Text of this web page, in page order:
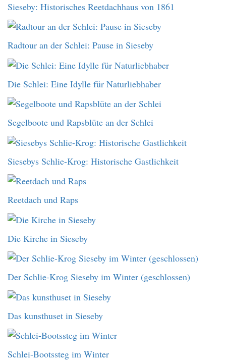
Sieseby: Historisches Reetdachhaus von 1861
Radtour an der Schlei: Pause in Sieseby
Die Schlei: Eine Idylle für Naturliebhaber
Segelboote und Rapsblüte an der Schlei
Siesebys Schlie-Krog: Historische Gastlichkeit
Reetdach und Raps
Die Kirche in Sieseby
Der Schlie-Krog Sieseby im Winter (geschlossen)
Das kunsthuset in Sieseby
Schlei-Bootssteg im Winter